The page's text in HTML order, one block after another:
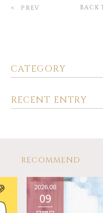
CATEGORY
RECENT ENTRY
PREV BACK
RECOMMEND
2026.08
09